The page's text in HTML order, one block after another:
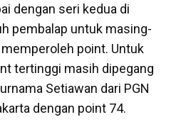
dengan seri kedua di
pembalap untuk masing-
point. Untuk
tertinggi masih dipegang
Setiawan dari PGN
dengan point 74.